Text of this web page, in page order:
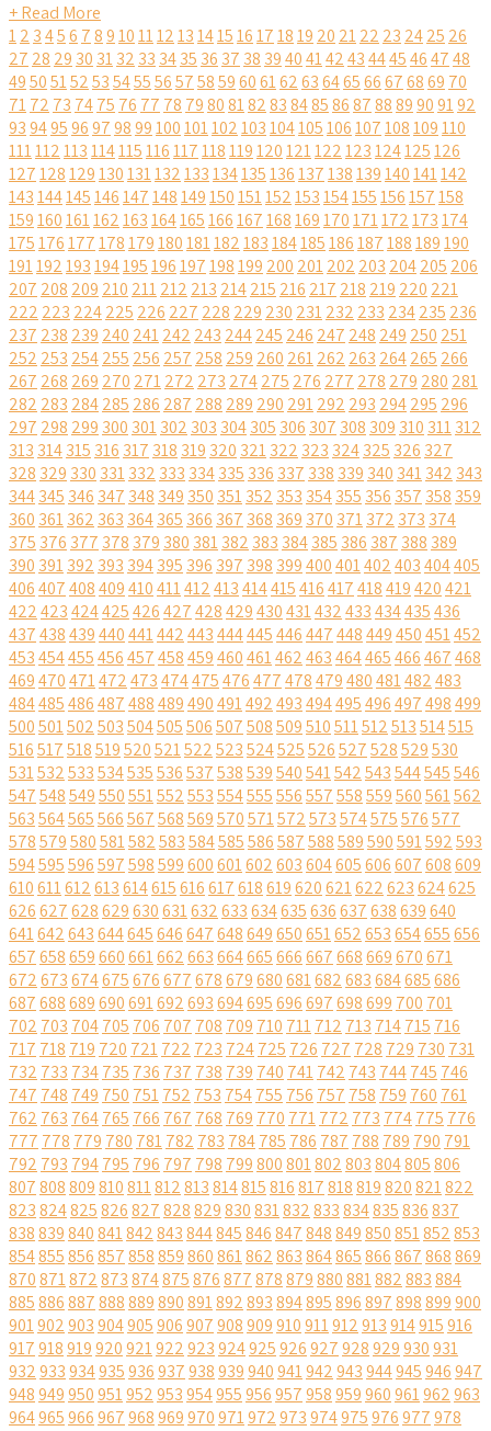
+ Read More
12 3456 78910111213141516171819 20 2122 23 2425 26
27 28 29 30 3132 33 3435 36 37 38 39404142434445464748
495051525354555657585960616263646566676869 70
7172 73 7475 76 77 78 7980818283848586878889909192
93949596979899100101102103104105106107108109110
111112113114115116117118119120121122123124125126
127128129130131132133134135136137138139140141142
143144145146147148149150151152153154155156157158
159160161162163164165166167168169170171172173174
175176177178179180181182183184185186187188189190
191192193194195196197198199 200 201202 203 204205 206
207 208 209 210 211212 213 214215 216 217 218 219 220 221
222 223 224225 226 227 228 229 230 231232 233 234235 236
237 238 239 240 241242 243 244245 246 247 248 249 250 251
252 253 254255 256 257 258 259 260 261262 263 264265 266
267 268 269 270 271272 273 274275 276 277 278 279 280 281
282 283 284285 286 287 288 289 290 291292 293 294295 296
297 298 299 300 301302 303 304305 306 307 308 309 310 311312
313 314315 316 317 318 319 320 321322 323 324325 326 327
328 329 330 331332 333 334335 336 337 338 339 340 341342 343
344345 346 347 348 349 350 351352 353 354355 356 357 358 359
360 361362 363 364365 366 367 368 369 370 371372 373 374
375 376 377 378 379 380 381382 383 384385 386 387 388 389
390 391392 393 394395 396 397 398 399400401402403404405
406407408409410411412413414415416417418419420421
422423424425426427428429430431432433434435436
437438439440441442443444445446447448449450451452
453454455456457458459460461462463464465466467468
469470471472473474475476477478479480481482483
484485486487488489490491492493494495496497498499
500501502503504505506507508509510511512513514515
516517518519520521522523524525526527528529530
531532533534535536537538539540541542543544545546
547548549550551552553554555556557558559560561562
563564565566567568569570571572573574575576577
578579580581582583584585586587588589590591592593
594595596597598599600601602603604605606607608609
610611612613614615616617618619620621622623624625
626627628629630631632633634635636637638639640
641642643644645646647648649650651652653654655656
657658659660661662663664665666667668669670671
672673674675676677678679680681682683684685686
687688689690691692693694695696697698699 700 701
702 703 704705 706 707 708 709 710 711712 713 714715 716
717 718 719 720 721722 723 724725 726 727 728 729 730 731
732 733 734735 736 737 738 739 740 741742 743 744745 746
747 748 749 750 751752 753 754755 756 757 758 759 760 761
762 763 764765 766 767 768 769 770 771772 773 774775 776
777 778 779 780 781782 783 784785 786 787 788 789 790 791
792 793 794795 796 797 798 799800801802803804805806
807808809810811812813814815816817818819820821822
823824825826827828829830831832833834835836837
838839840841842843844845846847848849850851852853
854855856857858859860861862863864865866867868869
870871872873874875876877878879880881882883884
885886887888889890891892893894895896897898899900
901902903904905906907908909910911912913914915916
917918919920921922923924925926927928929930931
932933934935936937938939940941942943944945946947
948949950951952953954955956957958959960961962963
964965966967968969970971972973974975976977978